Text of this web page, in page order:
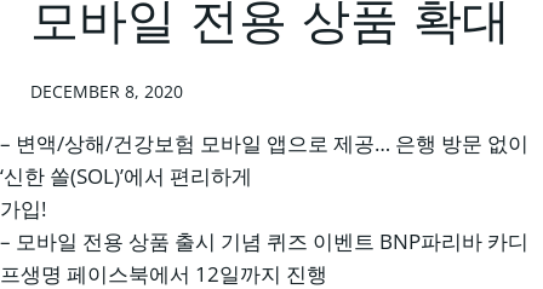
모바일 전용 상품 확대
DECEMBER 8, 2020
– 변액/상해/건강보험 모바일 앱으로 제공… 은행 방문 없이
‘신한 쏠(SOL)’에서 편리하게
가입!
– 모바일 전용 상품 출시 기념 퀴즈 이벤트 BNP파리바 카디
프생명 페이스북에서 12일까지 진행